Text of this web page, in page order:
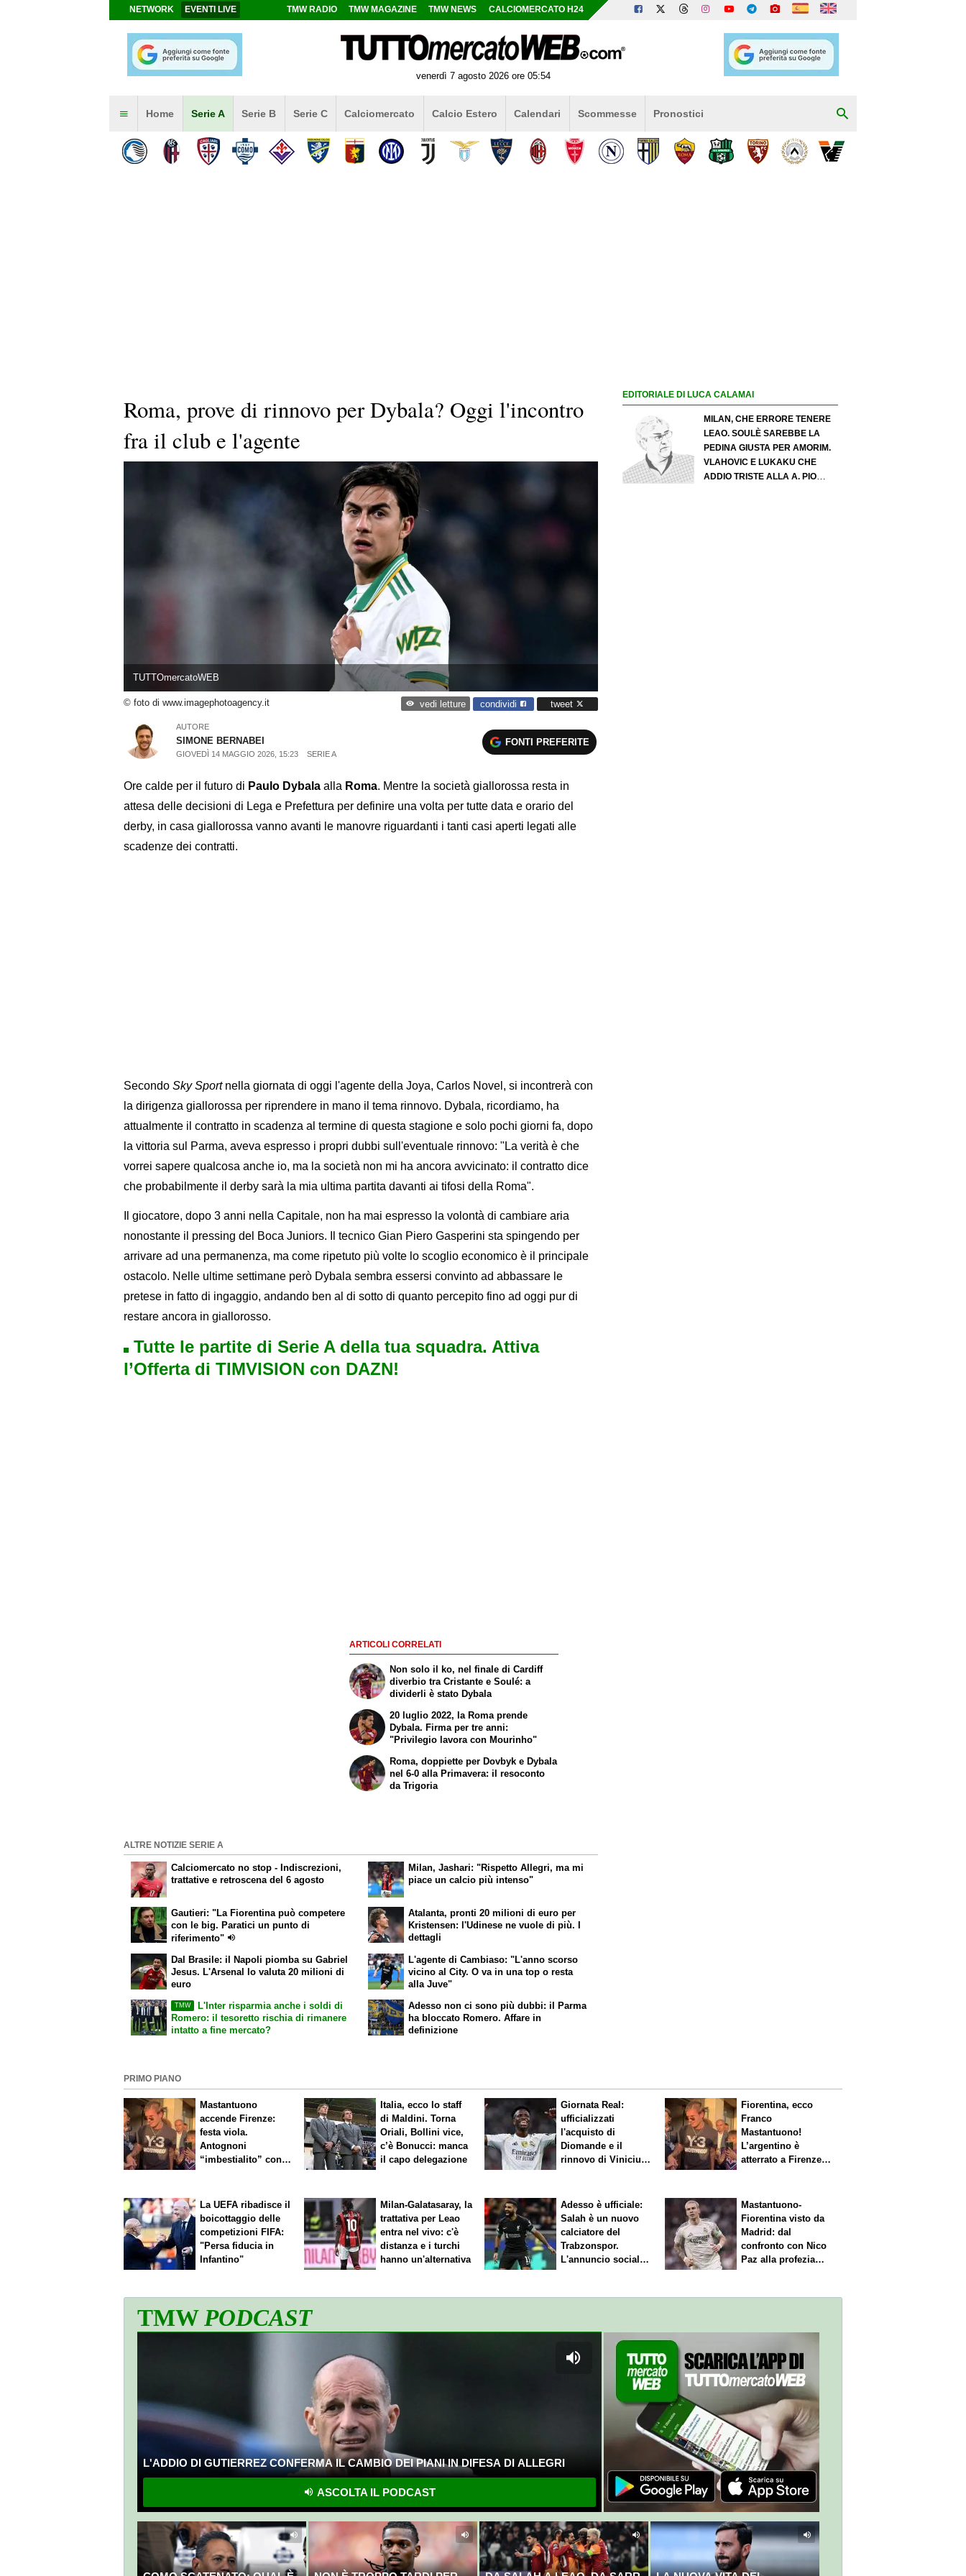
NETWORK EVENTI LIVE TMW RADIO TMW MAGAZINE TMW NEWS CALCIOMERCATO H24
venerdì 7 agosto 2026 ore 05:54
Home Serie A Serie B Serie C Calciomercato Calcio Estero Calendari Scommesse Pronostici
Roma, prove di rinnovo per Dybala? Oggi l'incontro
fra il club e l'agente
TUTTOmercatoWEB
© foto di www.imagephotoagency.it vedi letture condividi tweet
AUTORE
SIMONE BERNABEI
GIOVEDÌ 14 MAGGIO 2026, 15:23 SERIE A
FONTI PREFERITE
Ore calde per il futuro di Paulo Dybala alla Roma. Mentre la società giallorossa resta in
attesa delle decisioni di Lega e Prefettura per definire una volta per tutte data e orario del
derby, in casa giallorossa vanno avanti le manovre riguardanti i tanti casi aperti legati alle
scadenze dei contratti.
Secondo Sky Sportnella giornata di oggi l'agente della Joya, Carlos Novel, si incontrerà con
la dirigenza giallorossa per riprendere in mano il tema rinnovo. Dybala, ricordiamo, ha
attualmente il contratto in scadenza al termine di questa stagione e solo pochi giorni fa, dopo
la vittoria sul Parma, aveva espresso i propri dubbi sull'eventuale rinnovo: "La verità è che
vorrei sapere qualcosa anche io, ma la società non mi ha ancora avvicinato: il contratto dice
che probabilmente il derby sarà la mia ultima partita davanti ai tifosi della Roma".
Il giocatore, dopo 3 anni nella Capitale, non ha mai espresso la volontà di cambiare aria
nonostante il pressing del Boca Juniors. Il tecnico Gian Piero Gasperini sta spingendo per
arrivare ad una permanenza, ma come ripetuto più volte lo scoglio economico è il principale
ostacolo. Nelle ultime settimane però Dybala sembra essersi convinto ad abbassare le
pretese in fatto di ingaggio, andando ben al di sotto di quanto percepito fino ad oggi pur di
restare ancora in giallorosso.
Tutte le partite di Serie A della tua squadra. Attiva
l’Offerta di TIMVISION con DAZN!
ARTICOLI CORRELATI
Non solo il ko, nel finale di Cardiff
diverbio tra Cristante e Soulé: a
dividerli è stato Dybala
20 luglio 2022, la Roma prende
Dybala. Firma per tre anni:
"Privilegio lavora con Mourinho"
Roma, doppiette per Dovbyk e Dybala
nel 6-0 alla Primavera: il resoconto
da Trigoria
ALTRE NOTIZIE SERIE A
Calciomercato no stop - Indiscrezioni,
trattative e retroscena del 6 agosto
Gautieri: "La Fiorentina può competere
con le big. Paratici un punto di
riferimento"
Milan, Jashari: "Rispetto Allegri, ma mi
piace un calcio più intenso"
Atalanta, pronti 20 milioni di euro per
Kristensen: l'Udinese ne vuole di più. I
dettagli
Dal Brasile: il Napoli piomba su Gabriel
Jesus. L'Arsenal lo valuta 20 milioni di
euro
TMW
L'Inter risparmia anche i soldi di
Romero: il tesoretto rischia di rimanere
intatto a fine mercato?
L'agente di Cambiaso: "L'anno scorso
vicino al City. O va in una top o resta
alla Juve"
Adesso non ci sono più dubbi: il Parma
ha bloccato Romero. Affare in
definizione
EDITORIALE DI LUCA CALAMAI
MILAN, CHE ERRORE TENERE
LEAO. SOULÈ SAREBBE LA
PEDINA GIUSTA PER AMORIM.
VLAHOVIC E LUKAKU CHE
ADDIO TRISTE ALLA A. PIO
PRIMO PIANO
Mastantuono
accende Firenze:
festa viola.
Antognoni
“imbestialito” con
Italia, ecco lo staff
di Maldini. Torna
Oriali, Bollini vice,
c’è Bonucci: manca
il capo delegazione
Giornata Real:
ufficializzati
l'acquisto di
Diomande e il
rinnovo di Vinicius.
Fiorentina, ecco
Franco
Mastantuono!
L’argentino è
atterrato a Firenze,
La UEFA ribadisce il
boicottaggio delle
competizioni FIFA:
"Persa fiducia in
Infantino"
Milan-Galatasaray, la
trattativa per Leao
entra nel vivo: c'è
distanza e i turchi
hanno un'alternativa
Adesso è ufficiale:
Salah è un nuovo
calciatore del
Trabzonspor.
L'annuncio social
Mastantuono-
Fiorentina visto da
Madrid: dal
confronto con Nico
Paz alla profezia
TMWPODCAST
L'ADDIO DI GUTIERREZ CONFERMA IL CAMBIO DEI PIANI IN DIFESA DI ALLEGRI
ASCOLTA IL PODCAST